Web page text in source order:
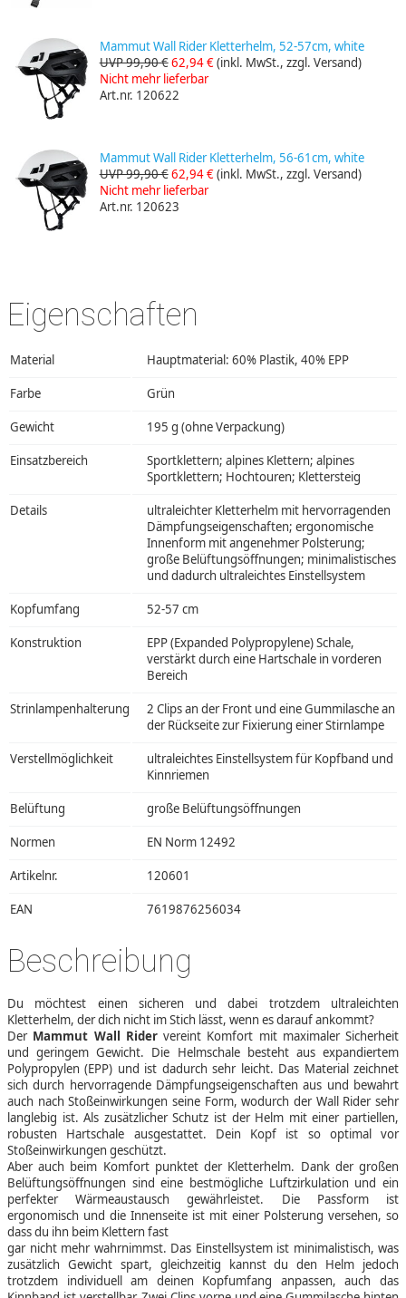
Mammut Wall Rider Kletterhelm, 52-57cm, white
UVP 99,90 €62,94 €(inkl. MwSt., zzgl. Versand)
Nicht mehr lieferbar
Art.nr. 120622
Mammut Wall Rider Kletterhelm, 56-61cm, white
UVP 99,90 €62,94 €(inkl. MwSt., zzgl. Versand)
Nicht mehr lieferbar
Art.nr. 120623
Eigenschaften
Material Hauptmaterial: 60% Plastik, 40% EPP
Farbe Grün
Gewicht 195 g (ohne Verpackung)
Einsatzbereich
Sportklettern; alpines Klettern; alpines
Sportklettern; Hochtouren; Klettersteig
Details
ultraleichter Kletterhelm mit hervorragenden
Dämpfungseigenschaften; ergonomische
Innenform mit angenehmer Polsterung;
große Belüftungsöffnungen; minimalistisches
und dadurch ultraleichtes Einstellsystem
Kopfumfang 52-57 cm
Konstruktion
EPP (Expanded Polypropylene) Schale,
verstärkt durch eine Hartschale in vorderen
Bereich
Strinlampenhalterung
2 Clips an der Front und eine Gummilasche an
der Rückseite zur Fixierung einer Stirnlampe
Verstellmöglichkeit
ultraleichtes Einstellsystem für Kopfband und
Kinnriemen
Belüftung große Belüftungsöffnungen
Normen EN Norm 12492
Artikelnr. 120601
EAN 7619876256034
Beschreibung
Du möchtest einen sicheren und dabei trotzdem ultraleichten
Kletterhelm, der dich nicht im Stich lässt, wenn es darauf ankommt?
Der Mammut Wall Ridervereint Komfort mit maximaler Sicherheit
und geringem Gewicht. Die Helmschale besteht aus expandiertem
Polypropylen (EPP) und ist dadurch sehr leicht. Das Material zeichnet
sich durch hervorragende Dämpfungseigenschaften aus und bewahrt
auch nach Stoßeinwirkungen seine Form, wodurch der Wall Rider sehr
langlebig ist. Als zusätzlicher Schutz ist der Helm mit einer partiellen,
robusten Hartschale ausgestattet. Dein Kopf ist so optimal vor
Stoßeinwirkungen geschützt.
Aber auch beim Komfort punktet der Kletterhelm. Dank der großen
Belüftungsöffnungen sind eine bestmögliche Luftzirkulation und ein
perfekter Wärmeaustausch gewährleistet. Die Passform ist
ergonomisch und die Innenseite ist mit einer Polsterung versehen, so
dass du ihn beim Klettern fast
gar nicht mehr wahrnimmst. Das Einstellsystem ist minimalistisch, was
zusätzlich Gewicht spart, gleichzeitig kannst du den Helm jedoch
trotzdem individuell am deinen Kopfumfang anpassen, auch das